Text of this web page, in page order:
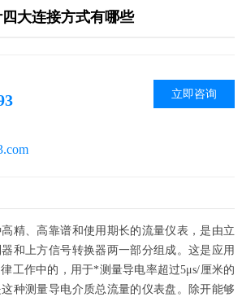
大连接方式有哪些
立即咨询
、高靠谱和使用期长的流量仪表，是由立
和上方信号转换器两一部分组成。这是应用
工作中的，用于*测量导电率超过5μs/厘米的
种测量导电介质总流量的仪表盘。除开能够